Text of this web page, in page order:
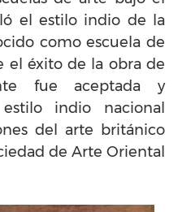
el estilo indio de la
como escuela de
el éxito de la obra de
fue aceptada y
indio nacional
del arte británico
de Arte Oriental